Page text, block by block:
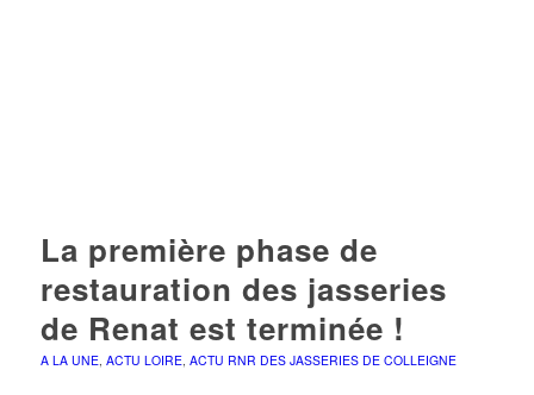
La première phase de
restauration des jasseries
de Renat est terminée !
A LA UNE, ACTU LOIRE, ACTU RNR DES JASSERIES DE COLLEIGNE